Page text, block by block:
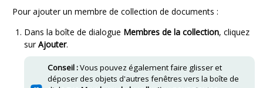
Pour ajouter un membre de collection de documents :
Dans la boîte de dialogue Membres de la collection, cliquez
surAjouter.
Conseil :Vous pouvez également faire glisser et
déposer des objets d'autres fenêtres vers la boîte de